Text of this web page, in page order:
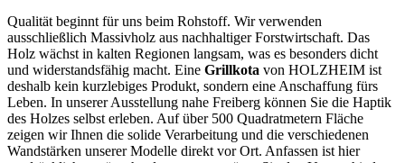
Qualität beginnt für uns beim Rohstoff. Wir verwenden
ausschließlich Massivholz aus nachhaltiger Forstwirtschaft. Das
Holz wächst in kalten Regionen langsam, was es besonders dicht
und widerstandsfähig macht. Eine Grillkota von HOLZHEIM ist
deshalb kein kurzlebiges Produkt, sondern eine Anschaffung fürs
Leben. In unserer Ausstellung nahe Freiberg können Sie die Haptik
des Holzes selbst erleben. Auf über 500 Quadratmetern Fläche
zeigen wir Ihnen die solide Verarbeitung und die verschiedenen
Wandstärken unserer Modelle direkt vor Ort. Anfassen ist hier